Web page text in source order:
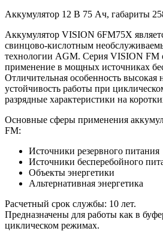
Аккумулятор 12 В 75 Ач, габариты
Аккумулятор VISION 6FM75X
свинцово-кислотным
технологии AGM. Серия VISION FM
применение в мощных источниках
Отличительная особенность высокая
устойчивость работы при
разрядные характеристики на
Основные сферы применения
FM:
Источники резервного питания
Источники бесперебойного
Объекты энергетики
Альтернативная энергетика
Расчетный срок службы: 10 лет.
Предназначены для работы как в
циклическом режимах.